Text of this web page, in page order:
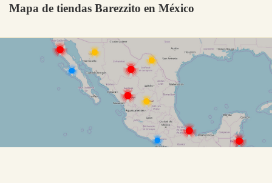
Mapa de tiendas Barezzito en México